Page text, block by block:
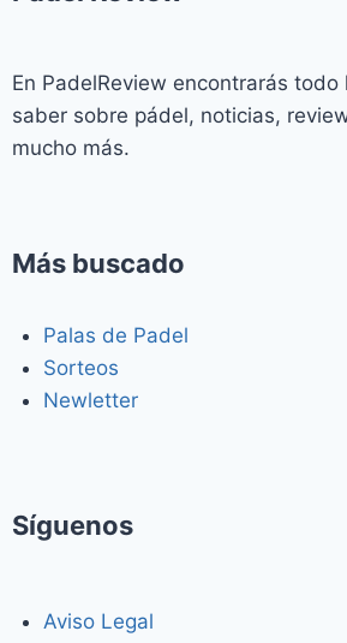
En PadelReview encontrarás todo
saber sobre pádel, noticias,
mucho más.
Más buscado
Palas de Padel
Sorteos
Newletter
Síguenos
Aviso Legal